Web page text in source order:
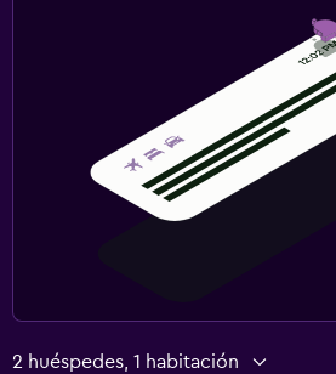
2 huéspedes, 1 habitación